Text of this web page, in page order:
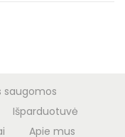
saugomos
Išparduotuvė
Apie mus